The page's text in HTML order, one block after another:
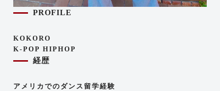
PROFILE
KOKORO
K-POP HIPHOP
経歴
アメリカでのダンス留学経験